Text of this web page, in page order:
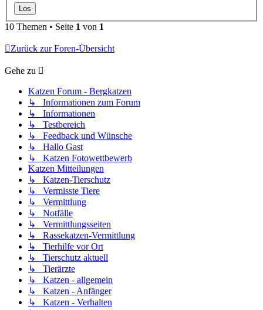
10 Themen • Seite 1 von 1
Zurück zur Foren-Übersicht
Gehe zu
Katzen Forum - Bergkatzen
↳ Informationen zum Forum
↳ Informationen
↳ Testbereich
↳ Feedback und Wünsche
↳ Hallo Gast
↳ Katzen Fotowettbewerb
Katzen Mitteilungen
↳ Katzen-Tierschutz
↳ Vermisste Tiere
↳ Vermittlung
↳ Notfälle
↳ Vermittlungsseiten
↳ Rassekatzen-Vermittlung
↳ Tierhilfe vor Ort
↳ Tierschutz aktuell
↳ Tierärzte
↳ Katzen - allgemein
↳ Katzen - Anfänger
↳ Katzen - Verhalten